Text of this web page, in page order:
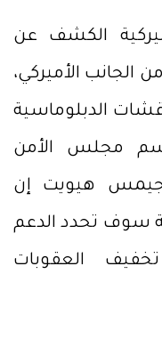
الكشف عن
الجانب الأميركي،
الدبلوماسية
مجلس الأمن
جيمس هيويت إن
سوف تحدد الدعم
العقوبات